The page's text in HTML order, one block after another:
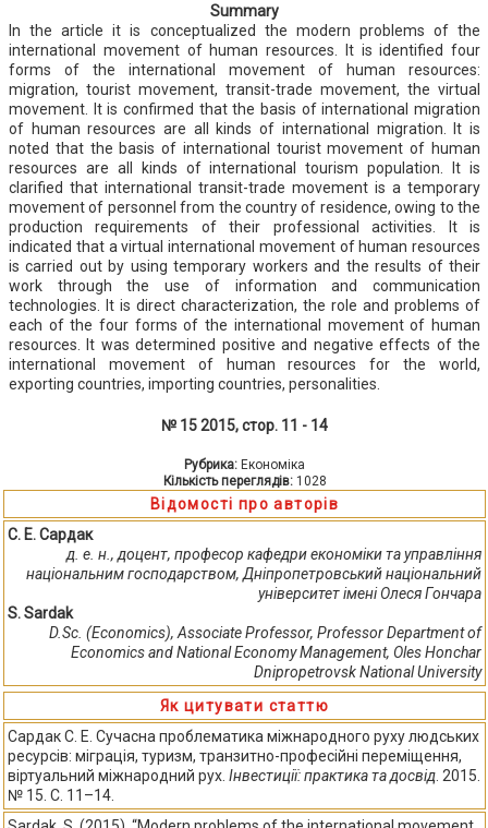
Summary
In the article it is conceptualized the modern problems of the
international movement of human resources. It is identified four
forms of the international movement of human resources:
migration, tourist movement, transit-trade movement, the virtual
movement. It is confirmed that the basis of international migration
of human resources are all kinds of international migration. It is
noted that the basis of international tourist movement of human
resources are all kinds of international tourism population. It is
clarified that international transit-trade movement is a temporary
movement of personnel from the country of residence, owing to the
production requirements of their professional activities. It is
indicated that a virtual international movement of human resources
is carried out by using temporary workers and the results of their
work through the use of information and communication
technologies. It is direct characterization, the role and problems of
each of the four forms of the international movement of human
resources. It was determined positive and negative effects of the
international movement of human resources for the world,
exporting countries, importing countries, personalities.
№ 15 2015, стор. 11 - 14
Рубрика: Економіка
Кількість переглядів: 1028
Відомості про авторів
С. Е. Сардак
д. е. н., доцент, професор кафедри економіки та управління
національним господарством, Дніпропетровський національний
університет імені Олеся Гончара
S. Sardak
D.Sc. (Economics), Associate Professor, Professor Department of
Economics and National Economy Management, Oles Honchar
Dnipropetrovsk National University
Як цитувати статтю
Сардак С. Е. Сучасна проблематика міжнародного руху людських
ресурсів: міграція, туризм, транзитно-професійні переміщення,
віртуальний міжнародний рух. Інвестиції: практика та досвід . 2015.
№ 15. С. 11–14.